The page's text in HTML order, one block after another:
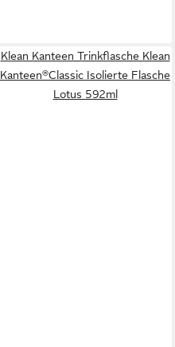
Klean Kanteen Trinkflasche Klean
Kanteen®Classic Isolierte Flasche
Lotus 592ml